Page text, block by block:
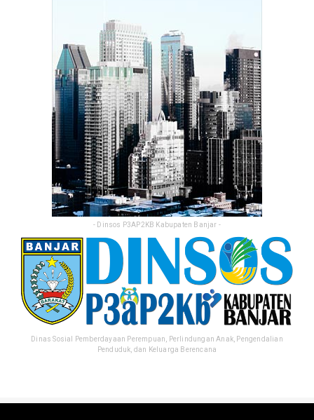
- Dinsos P3AP2KB Kabupaten Banjar -
Dinas Sosial Pemberdayaan Perempuan, Perlindungan Anak, Pengendalian
Penduduk, dan Keluarga Berencana